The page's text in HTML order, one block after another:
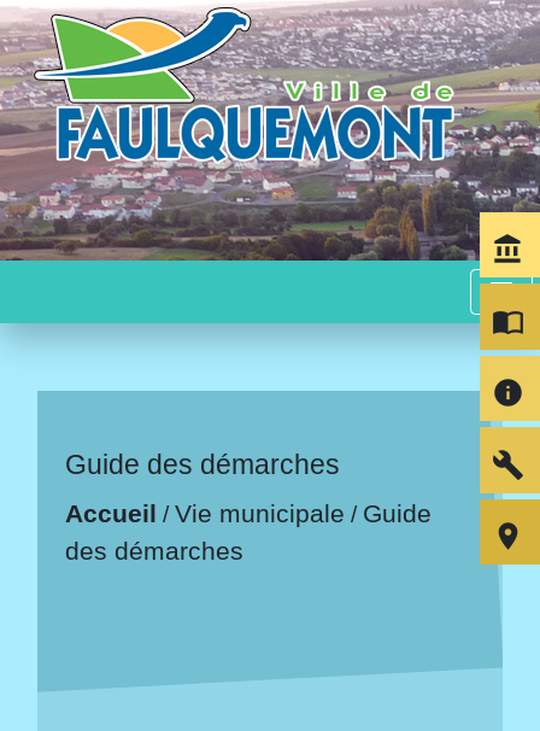
menu
Guide des démarches
Accueil /Vie municipale / Guide
des démarches
account_balance
import_contacts
info
build
room